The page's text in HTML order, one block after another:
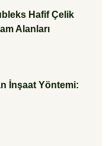
Hafif Çelik
Alanları
İnşaat Yöntemi: